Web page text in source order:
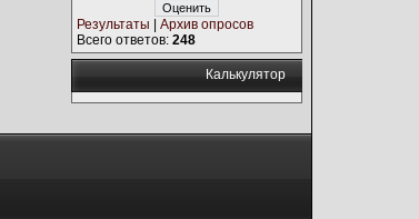
Результаты
Архив опросов
Всего ответов: 248
Калькулятор